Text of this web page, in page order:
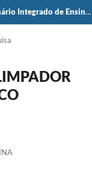
Seminário de Iniciação Científica e Seminário Integrado de Ensino, Pesquisa e Extensão (SIEPE)